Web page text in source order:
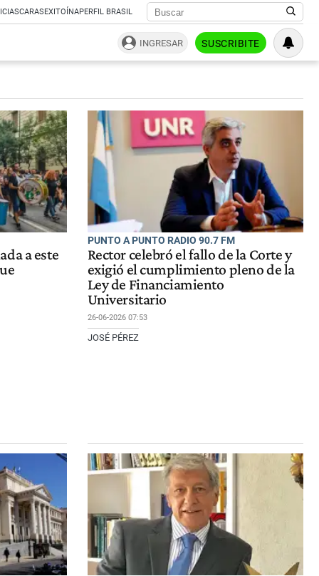
CARASEXITOÍNAPERFIL BRASIL
INGRESAR SUSCRIBITE
a este
PUNTO A PUNTO RADIO 90.7 FM
Rector celebró el fallo de la Corte y
exigió el cumplimiento pleno de la
Ley de Financiamiento
Universitario
26-06-2026 07:53
JOSÉ PÉREZ